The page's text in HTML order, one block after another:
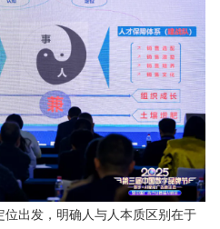
出发，明确人与人本质区别在于